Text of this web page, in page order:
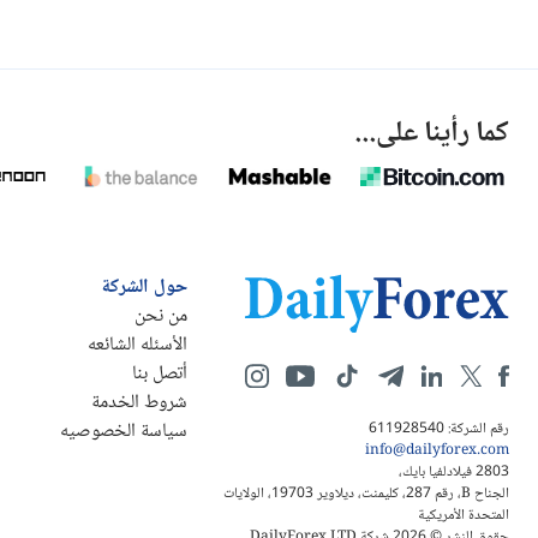
كما رأينا على...
رقم الشركة: 611928540
info@dailyforex.com
2803 فيلادلفيا بايك،
الجناح B، رقم 287، كليمنت، ديلاوير 19703، الولايات
المتحدة الأمريكية
حول الشركة
من نحن
الأسئله الشائعه
أتصل بنا
شروط الخدمة
سياسة الخصوصيه